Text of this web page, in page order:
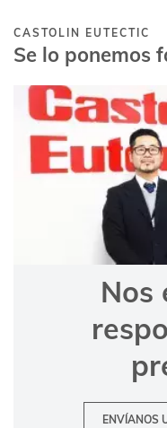
CASTOLIN EUTECTIC
Se lo ponemos
Nos
ENVÍANOS